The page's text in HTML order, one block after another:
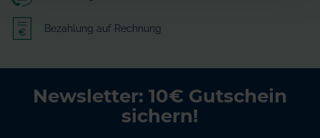
Bezahlung auf Rechnung
Newsletter: 10€ Gutschein
sichern!